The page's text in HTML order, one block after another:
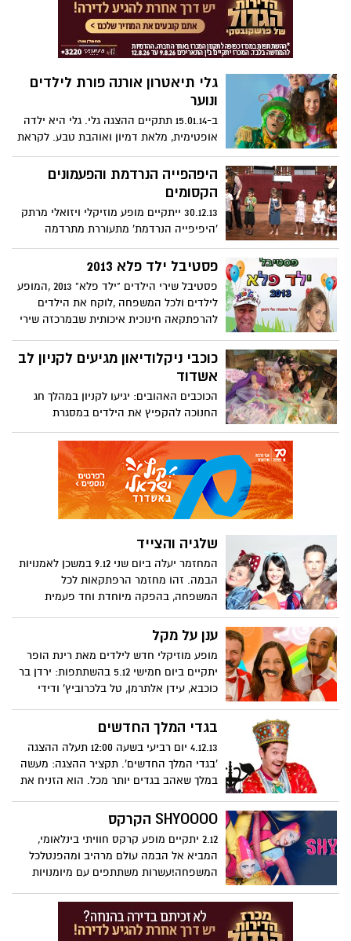
מאשר את הילדים.
גלי תיאטרון אורנה פורת לילדים
ונוער
ב-15.01.14 תתקיים ההצגה גלי. גלי היא ילדה
אופטימית, מלאת דמיון ואוהבת טבע. לקראת
עלייתהלכיתה א' היא מאד מתרגשת ומתכוונת
לערוך לכבוד האירוע מסיבה לחבריה.
היפהפייה הנרדמת והפעמונים
הקסומים
30.12.13 ייתקיים מופע מוזיקלי ויזואלי מרתק
'היפיפייה הנרדמת' מתעוררת מתרדמה
ארוכה של מאה שנה. היאחוזרת אל הארמון
וחוגגת את סופו הטוב של הסיפור בנשף
המבצעים בפעמוני-יד ובכלי נגינהשונים
יצירות אהובות, שסוחפים את כולם אל תוך
עולם של צליליםקסומים. המופע כולל שיתוף
הילדים בנגינה בפעמוני-היד...
פסטיבל ילד פלא 2013
פסטיבל שירי הילדים "ילד פלא" 2013 ,המופע
לילדים ולכל המשפחה ,לוקח את הילדים
להרפתקאה חינוכית איכותית שבמרכזה שירי
ידי ילדי הפסטיבל ממש כמו בפסטיבלים
המיתולוגיים שגדלנו עליהם.
כוכבי ניקלודיאון מגיעים לקניון לב
אשדוד
הכוכבים האהובים: יגיעו לקניון במהלך חג
החנוכה להקפיץ את הילדים במסגרת
המופעים של ערוץ ניקלודיאון: "הפיות", "ללה
לופסי" ו-"בוב ספוג" המופעים יתקיימו בין
התאריכים: 1.12.13-4.12.13 פתוח לקהל הרחב!
שלגיה והצייד
המחזמר יעלה ביום שני 9.12 במשכן לאמנויות
הבמה. זהו מחזמר הרפתקאות לכל
המשפחה, בהפקה מיוחדת וחד פעמית
גלית גוטמן, טל מוסרי, חנה לסלאו ועוד לצד
עשרות שחקנים, זמרים ורקדנים, בימויו של
צדי צרפתי.
ענן על מקל
מופע מוזיקלי חדש לילדים מאת רינת הופר
יתקיים ביום חמישי 5.12 בהשתתפות: ירדן בר
כוכבא, עידן אלתרמן, טל בלכרוביץ' ודידי
תמונות חיים קטנות של ילדה ושמה עמלי,
ילדה חולמנית שחווה את המציאות בדרכה
המשעשעת ומלאת הדמיון.
בגדי המלך החדשים
4.12.13 יום רביעי בשעה 12:00 תעלה ההצגה
'בגדי המלך החדשים'. תקציר ההצגה: מעשה
במלך שאהב בגדים יותר מכל. הוא הזניח את
בארמון צמד חייטים נוכלים שהבטיחו
לולתפור לו את הבגד המיוחד בעולם. רק
החכם והישר יראה אותו.המלך הכריז על
מצעד חגיגי בו יראה לכולם את בגדי המלך
החדשים. העם כולו הריע ומחא כף, ורק ילד
קטן ואמיץ התעקשלצעוק את האמת בקול
רם. האגדה האהובה בלבוש קומי, צעיר ורענן.
בהשתתפות: אבי גרייניק, נתי קלוגר, אלון דהן
SHYOOOO הקרקס
2.12 יתקיים מופע קרקס חוויתי בינלאומי,
המביא אל הבמה עולם מרהיב ומהפנטלכל
המשפחה!עשרות משתתפים עם מיומנויות
בואו לגלות את מסעה של ניקי ילדת הפלא בין
יערותקסומים, ערים עתיקות ובמעמקי הים
ולפגוש בלוחם עתיק, פיראט,ודמויות קסומות